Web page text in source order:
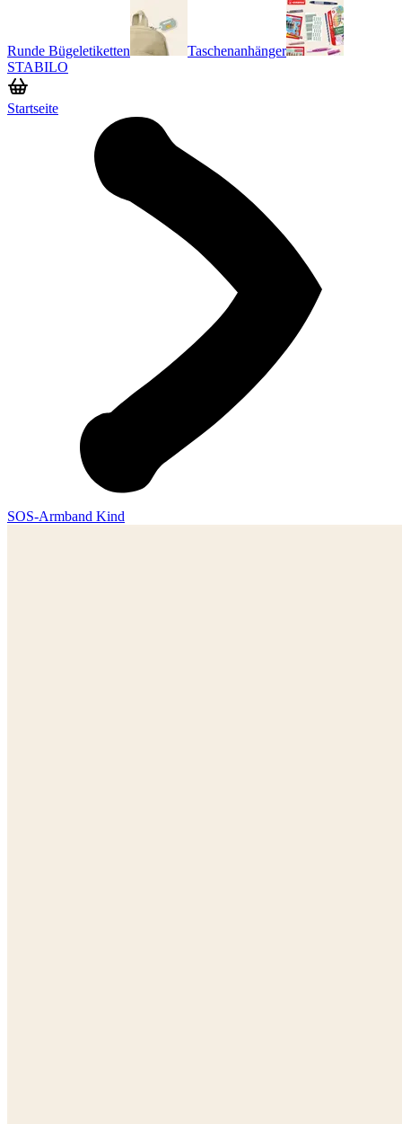
Runde Bügeletiketten
Taschenanhänger
STABILO
Startseite
SOS-Armband Kind